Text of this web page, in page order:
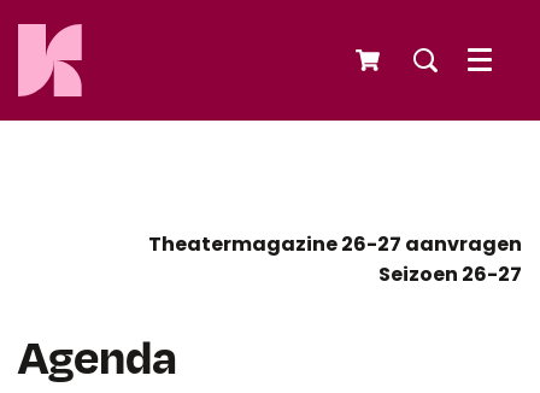
Menu
Theatermagazine 26-27 aanvragen
Seizoen 26-27
Agenda